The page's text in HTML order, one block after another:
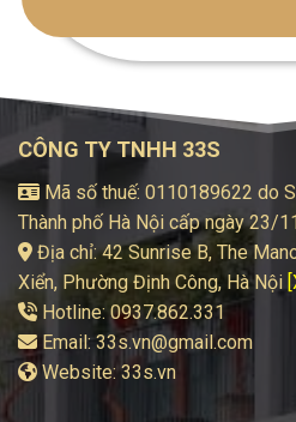
CÔNG TY TNHH 33S
Mã số thuế: 0110189622 do
Thành phố Hà Nội cấp ngày 23/
Địa chỉ: 42 Sunrise B, The
Xiển, Phường Định Công, Hà Nội
Hotline: 0937.862.331
Email: 33s.vn@gmail.com
Website: 33s.vn